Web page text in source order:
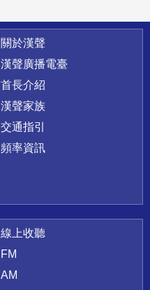
關於漢聲
漢聲廣播電臺
首長介紹
漢聲家族
交通指引
頻率資訊
線上收聽
FM
AM